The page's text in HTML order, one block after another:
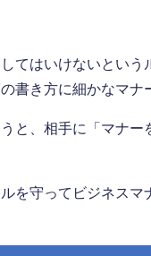
てはいけないという
書き方に細かなマナ
と、相手に「マナ
を守ってビジネスマ